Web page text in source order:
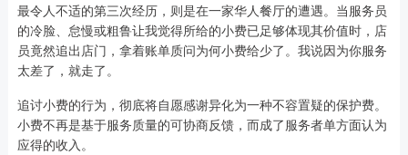
最令人不适的第三次经历，则是在一家华人餐厅的遭遇。当服务员
的冷脸、怠慢或粗鲁让我觉得所给的小费已足够体现其价值时，店
员竟然追出店门，拿着账单质问为何小费给少了。我说因为你服务
太差了，就走了。
追讨小费的行为，彻底将自愿感谢异化为一种不容置疑的保护费。
小费不再是基于服务质量的可协商反馈，而成了服务者单方面认为
应得的收入。